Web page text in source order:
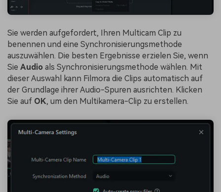
Sie werden aufgefordert, Ihren Multicam Clip zu
benennen und eine Synchronisierungsmethode
auszuwählen. Die besten Ergebnisse erzielen Sie, wenn
Sie Audio als Synchronisierungsmethode wählen. Mit
dieser Auswahl kann Filmora die Clips automatisch auf
der Grundlage ihrer Audio-Spuren ausrichten. Klicken
Sie auf OK, um den Multikamera-Clip zu erstellen.